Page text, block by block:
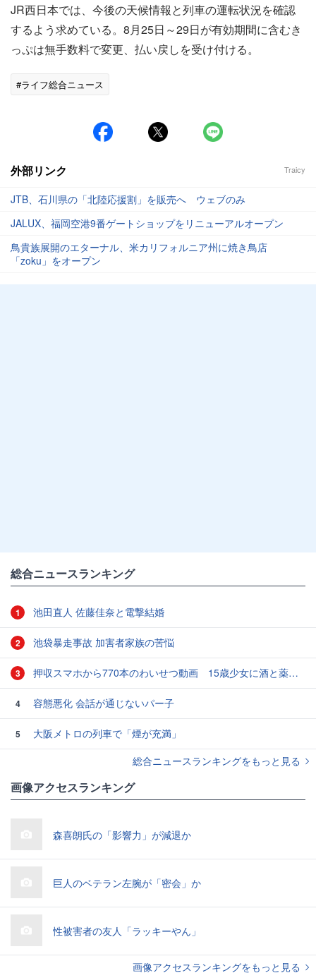
JR西日本では、今後の天候情報と列車の運転状況を確認
するよう求めている。8月25日～29日が有効期間に含むき
っぷは無手数料で変更、払い戻しを受け付ける。
#ライフ総合ニュース
外部リンク Traicy
JTB、石川県の「北陸応援割」を販売へ ウェブのみ
JALUX、福岡空港9番ゲートショップをリニューアルオープン
鳥貴族展開のエターナル、米カリフォルニア州に焼き鳥店
「zoku」をオープン
総合ニュースランキング
1 池田直人 佐藤佳奈と電撃結婚
2 池袋暴走事故 加害者家族の苦悩
3 押収スマホから770本のわいせつ動画 15歳少女に酒と薬飲ませ性的暴行か 54歳男を再逮捕 「薬もありますよ」とSNSで誘い出し
4 容態悪化 会話が通じないパー子
5
大阪メトロの列車で「煙が充満」
総合ニュースランキングをもっと見る
画像アクセスランキング
森喜朗氏の「影響力」が減退か
巨人のベテラン左腕が「密会」か
性被害者の友人「ラッキーやん」
画像アクセスランキングをもっと見る